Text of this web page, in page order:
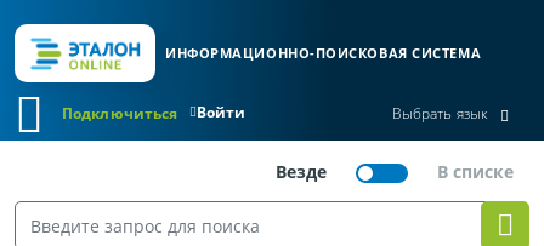
ИНФОРМАЦИОННО-ПОИСКОВАЯ СИСТЕМА
Войти
Подключиться Выбрать язык